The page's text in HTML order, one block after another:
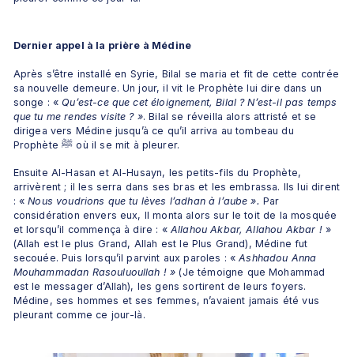
Dernier appel à la prière à Médine
Après s’être installé en Syrie, Bilal se maria et fit de cette contrée
sa nouvelle demeure. Un jour, il vit le Prophète lui dire dans un
songe : « Qu’est-ce que cet éloignement, Bilal ? N’est-il pas temps
que tu me rendes visite ? ». Bilal se réveilla alors attristé et se
dirigea vers Médine jusqu’à ce qu’il arriva au tombeau du
Prophète ﷺ où il se mit à pleurer.
Ensuite Al-Hasan et Al-Husayn, les petits-fils du Prophète,
arrivèrent ; il les serra dans ses bras et les embrassa. Ils lui dirent
: « Nous voudrions que tu lèves l’adhan à l’aube ». Par
considération envers eux, Il monta alors sur le toit de la mosquée
et lorsqu’il commença à dire : « Allahou Akbar, Allahou Akbar ! »
(Allah est le plus Grand, Allah est le Plus Grand), Médine fut
secouée. Puis lorsqu’il parvint aux paroles : « Ashhadou Anna
Mouhammadan Rasouluoullah ! » (Je témoigne que Mohammad
est le messager d’Allah), les gens sortirent de leurs foyers.
Médine, ses hommes et ses femmes, n’avaient jamais été vus
pleurant comme ce jour-là.